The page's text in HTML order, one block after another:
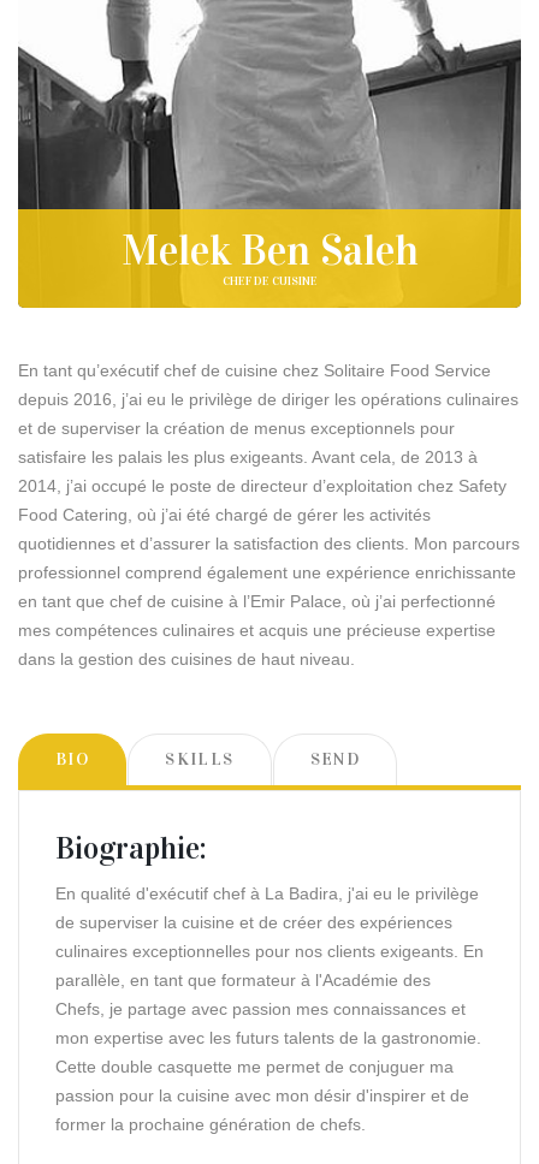
Melek Ben Saleh
CHEF DE CUISINE
En tant qu’exécutif chef de cuisine chez Solitaire Food Service
depuis 2016, j’ai eu le privilège de diriger les opérations culinaires
et de superviser la création de menus exceptionnels pour
satisfaire les palais les plus exigeants. Avant cela, de 2013 à
2014, j’ai occupé le poste de directeur d’exploitation chez Safety
Food Catering, où j’ai été chargé de gérer les activités
quotidiennes et d’assurer la satisfaction des clients. Mon parcours
professionnel comprend également une expérience enrichissante
en tant que chef de cuisine à l’Emir Palace, où j’ai perfectionné
mes compétences culinaires et acquis une précieuse expertise
dans la gestion des cuisines de haut niveau.
BIO SKILLS SEND
Biographie:
En qualité d'exécutif chef à La Badira, j'ai eu le privilège
de superviser la cuisine et de créer des expériences
culinaires exceptionnelles pour nos clients exigeants. En
parallèle, en tant que formateur à l'Académie des
Chefs, je partage avec passion mes connaissances et
mon expertise avec les futurs talents de la gastronomie.
Cette double casquette me permet de conjuguer ma
passion pour la cuisine avec mon désir d'inspirer et de
former la prochaine génération de chefs.